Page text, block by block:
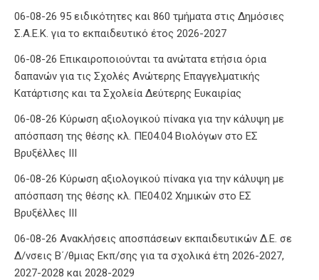
06-08-26 95 ειδικότητες και 860 τμήματα στις Δημόσιες
Σ.Α.Ε.Κ. για το εκπαιδευτικό έτος 2026-2027
06-08-26 Επικαιροποιούνται τα ανώτατα ετήσια όρια
δαπανών για τις Σχολές Ανώτερης Επαγγελματικής
Κατάρτισης και τα Σχολεία Δεύτερης Ευκαιρίας
06-08-26 Κύρωση αξιολογικού πίνακα για την κάλυψη με
απόσπαση της θέσης κλ. ΠΕ04.04 Βιολόγων στο ΕΣ
Βρυξέλλες ΙΙΙ
06-08-26 Κύρωση αξιολογικού πίνακα για την κάλυψη με
απόσπαση της θέσης κλ. ΠΕ04.02 Χημικών στο ΕΣ
Βρυξέλλες ΙΙΙ
06-08-26 Ανακλήσεις αποσπάσεων εκπαιδευτικών Δ.Ε. σε
Δ/νσεις Β΄/θμιας Εκπ/σης για τα σχολικά έτη 2026-2027,
2027-2028 και 2028-2029